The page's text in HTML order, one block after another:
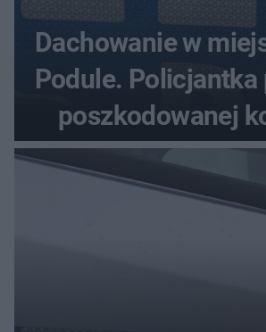
Dachowanie w
Podule. Policjantka
poszkodowanej